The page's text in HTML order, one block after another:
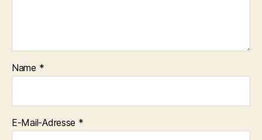
Name *
E-Mail-Adresse *